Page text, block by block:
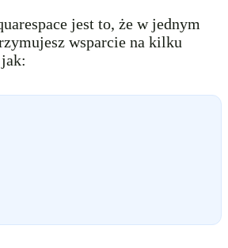
jest to, że w jednym
wsparcie na kilku